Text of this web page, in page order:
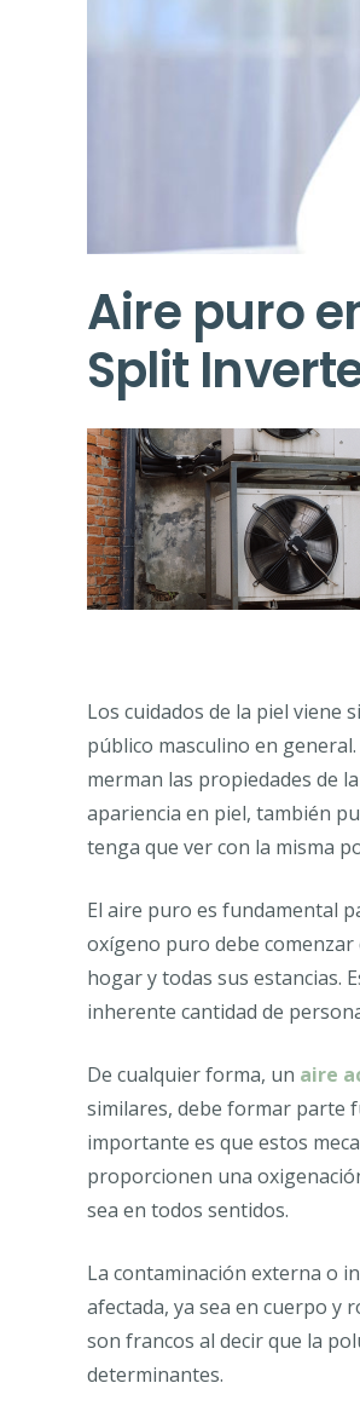
Aire puro
Split
Los cuidados de la piel viene
público masculino en
merman las propiedades de
apariencia en piel, también
tenga que ver con la misma
El aire puro es fundamental
oxígeno puro debe
hogar y todas sus estancias.
inherente cantidad de
De cualquier forma, un aire
similares, debe formar parte
importante es que estos
proporcionen una
sea en todos sentidos.
La contaminación externa o
afectada, ya sea en cuerpo y
son francos al decir que la
determinantes.